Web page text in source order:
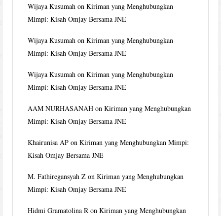
Wijaya Kusumah onKiriman yang Menghubungkan
Mimpi: Kisah Omjay Bersama JNE
Wijaya Kusumah onKiriman yang Menghubungkan
Mimpi: Kisah Omjay Bersama JNE
Wijaya Kusumah onKiriman yang Menghubungkan
Mimpi: Kisah Omjay Bersama JNE
AAM NURHASANAH onKiriman yang Menghubungkan
Mimpi: Kisah Omjay Bersama JNE
Khairunisa AP onKiriman yang Menghubungkan Mimpi:
Kisah Omjay Bersama JNE
M. Fathiregansyah Z onKiriman yang Menghubungkan
Mimpi: Kisah Omjay Bersama JNE
Hidmi Gramatolina R onKiriman yang Menghubungkan